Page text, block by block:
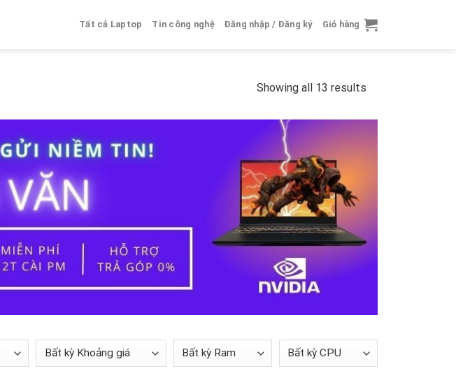
Tất cả Laptop Tin công nghệ Đăng nhập / Đăng ký Giỏ hàng
Showing all 13 results